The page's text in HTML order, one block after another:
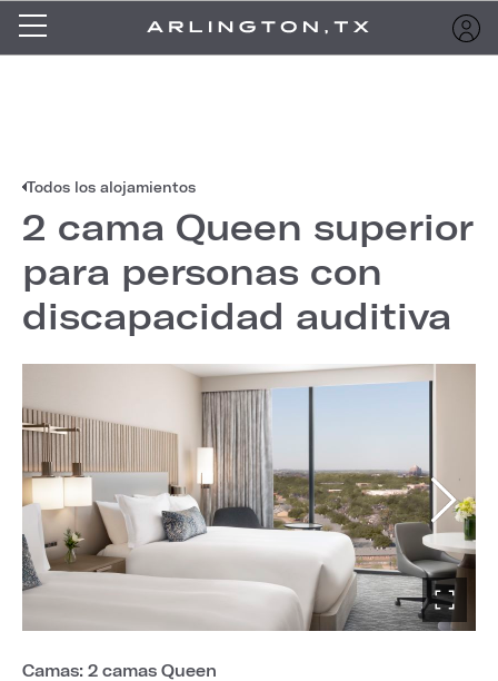
Todos los alojamientos
2 cama Queen superior
para personas con
discapacidad auditiva
Camas: 2 camas Queen